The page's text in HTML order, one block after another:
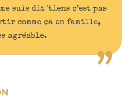
suis dit 'tiens c’est pas
comme ça en famille,
agréable.